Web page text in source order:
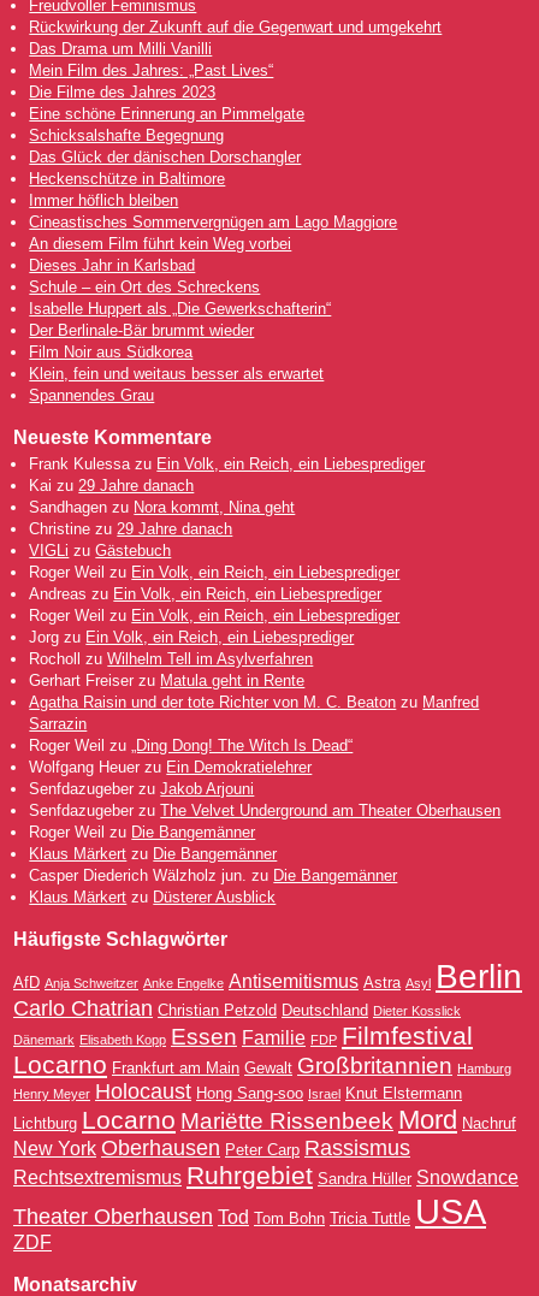
Freudvoller Feminismus
Rückwirkung der Zukunft auf die Gegenwart und umgekehrt
Das Drama um Milli Vanilli
Mein Film des Jahres: „Past Lives“
Die Filme des Jahres 2023
Eine schöne Erinnerung an Pimmelgate
Schicksalshafte Begegnung
Das Glück der dänischen Dorschangler
Heckenschütze in Baltimore
Immer höflich bleiben
Cineastisches Sommervergnügen am Lago Maggiore
An diesem Film führt kein Weg vorbei
Dieses Jahr in Karlsbad
Schule – ein Ort des Schreckens
Isabelle Huppert als „Die Gewerkschafterin“
Der Berlinale-Bär brummt wieder
Film Noir aus Südkorea
Klein, fein und weitaus besser als erwartet
Spannendes Grau
Neueste Kommentare
Frank Kulessa zu Ein Volk, ein Reich, ein Liebesprediger
Kai zu 29 Jahre danach
Sandhagen zu Nora kommt, Nina geht
Christine zu 29 Jahre danach
VIGLi zuGästebuch
Roger Weil zu Ein Volk, ein Reich, ein Liebesprediger
Andreas zu Ein Volk, ein Reich, ein Liebesprediger
Roger Weil zu Ein Volk, ein Reich, ein Liebesprediger
Jorg zu Ein Volk, ein Reich, ein Liebesprediger
Rocholl
zuWilhelm Tell im Asylverfahren
Gerhart Freiser zu Matula geht in Rente
Agatha Raisin und der tote Richter von M. C. Beaton zu Manfred
Sarrazin
Roger Weil zu
„Ding Dong! The Witch Is Dead“
Wolfgang Heuer zu Ein Demokratielehrer
Senfdazugeber zuJakob Arjouni
Senfdazugeber zuThe Velvet Underground am Theater Oberhausen
Roger Weil zu Die Bangemänner
Klaus Märkert zu Die Bangemänner
Casper Diederich Wälzholz jun. zu Die Bangemänner
Klaus Märkert zu Düsterer Ausblick
Häufigste Schlagwörter
AfD Anja Schweitzer Anke Engelke Antisemitismus Astra Asyl Berlin
Carlo Chatrian Christian Petzold Deutschland Dieter Kosslick
Dänemark Elisabeth Kopp Essen Familie FDP Filmfestival
Locarno Frankfurt am Main Gewalt Großbritannien Hamburg
Henry Meyer Holocaust Hong Sang-soo Israel Knut Elstermann
Lichtburg Locarno Mariëtte Rissenbeek Mord Nachruf
New York Oberhausen Peter Carp Rassismus
Rechtsextremismus Ruhrgebiet Sandra Hüller Snowdance
Theater Oberhausen Tod Tom Bohn Tricia Tuttle USA
ZDF
Monatsarchiv